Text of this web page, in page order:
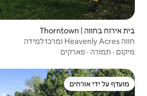
דירוג ממוצע של 4.97 מתוך 5, 209 ביקורות
4.97 (209)